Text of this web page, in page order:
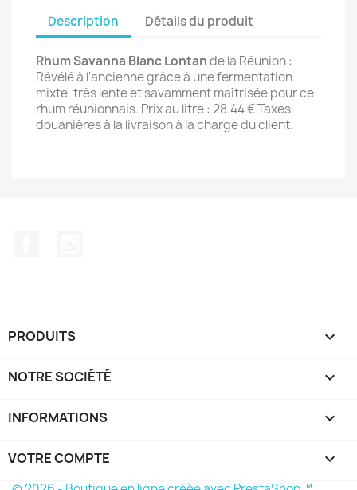
Description Détails du produit
Rhum Savanna Blanc Lontande la Réunion :
Révélé à l'ancienne grâce à une fermentation
mixte, très lente et savamment maîtrisée pour ce
rhum réunionnais. Prix au litre : 28.44 € Taxes
douanières à la livraison à la charge du client.
PRODUITS 
NOTRE SOCIÉTÉ 
INFORMATIONS keyboard_arrow_down
VOTRE COMPTE 